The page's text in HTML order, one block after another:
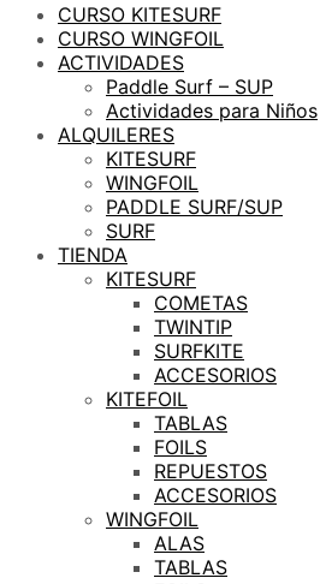
CURSO KITESURF
CURSO WINGFOIL
ACTIVIDADES
Paddle Surf – SUP
Actividades para Niños
ALQUILERES
KITESURF
WINGFOIL
PADDLE SURF/SUP
SURF
TIENDA
KITESURF
COMETAS
TWINTIP
SURFKITE
ACCESORIOS
KITEFOIL
TABLAS
FOILS
REPUESTOS
ACCESORIOS
WINGFOIL
ALAS
TABLAS